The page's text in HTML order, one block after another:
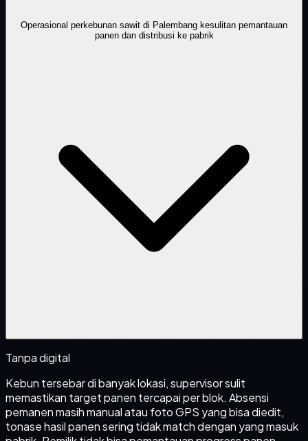
Operasional perkebunan sawit di Palembang kesulitan pemantauan
panen dan distribusi ke pabrik
Tanpa digital
Kebun tersebar di banyak lokasi, supervisor sulit
memastikan target panen tercapai per blok. Absensi
pemanen masih manual atau foto GPS yang bisa diedit,
tonase hasil panen sering tidak match dengan yang masuk